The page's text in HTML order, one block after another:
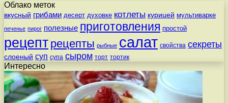
Облако меток
вкусный грибами десерт духовке котлеты курицей мультиварке
печенье пирог полезные приготовления простой
рецепт рецепты рыбные салат свойства секреты
слоеный суп супа сыром торт тортик
Интересно